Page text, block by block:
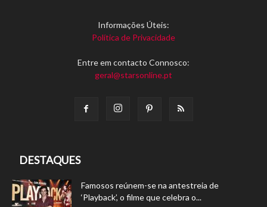
Informações Úteis:
Política de Privacidade
Entre em contacto Connosco:
geral@starsonline.pt
DESTAQUES
Famosos reúnem-se na antestreia de
‘Playback’, o filme que celebra o...